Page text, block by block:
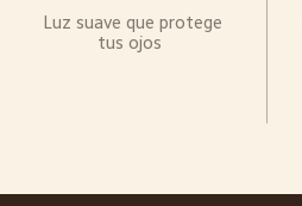
Luz suave que protege
tus ojos